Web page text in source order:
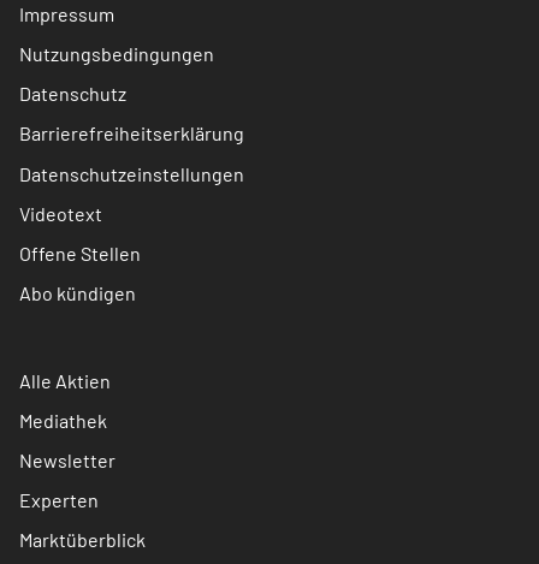
Impressum
Nutzungsbedingungen
Datenschutz
Barrierefreiheitserklärung
Datenschutzeinstellungen
Videotext
Offene Stellen
Abo kündigen
Alle Aktien
Mediathek
Newsletter
Experten
Marktüberblick